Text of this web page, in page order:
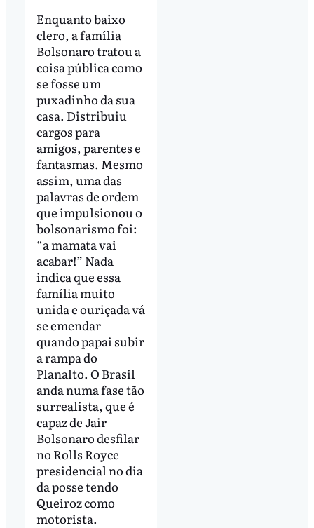
Enquanto baixo
clero, a família
Bolsonaro tratou a
coisa pública como
se fosse um
puxadinho da sua
casa. Distribuiu
cargos para
amigos, parentes e
fantasmas. Mesmo
assim, uma das
palavras de ordem
que impulsionou o
bolsonarismo foi:
“a mamata vai
acabar!” Nada
indica que essa
família muito
unida e ouriçada vá
se emendar
quando papai subir
a rampa do
Planalto. O Brasil
anda numa fase tão
surrealista, que é
capaz de Jair
Bolsonaro desfilar
no Rolls Royce
presidencial no dia
da posse tendo
Queiroz como
motorista.